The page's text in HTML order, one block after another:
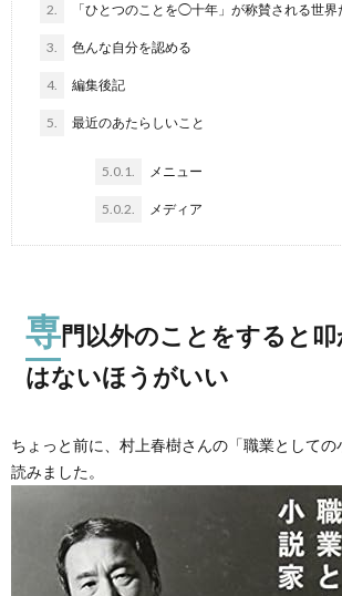
2. 「ひとつのことを◯十年」が称賛される世界
3. 色んな自分を認める
4. 編集後記
5. 最近のあたらしいこと
5.0.1. メニュー
5.0.2. メディア
専門以外のことをすると
はないほうがいい
ちょっと前に、村上春樹さんの「職業として
読みました。